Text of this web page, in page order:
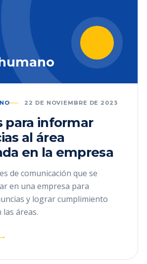
22 DE NOVIEMBRE DE 2023
para informar
al área
en la empresa
de comunicación que se
en una empresa para
y lograr cumplimiento
áreas.